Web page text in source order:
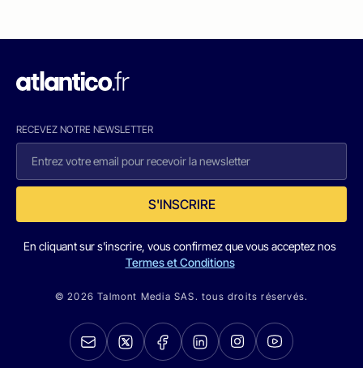
RECEVEZ NOTRE NEWSLETTER
S'INSCRIRE
En cliquant sur s'inscrire, vous confirmez que vous acceptez nos
Termes et Conditions
© 2026 Talmont Media SAS. tous droits réservés.